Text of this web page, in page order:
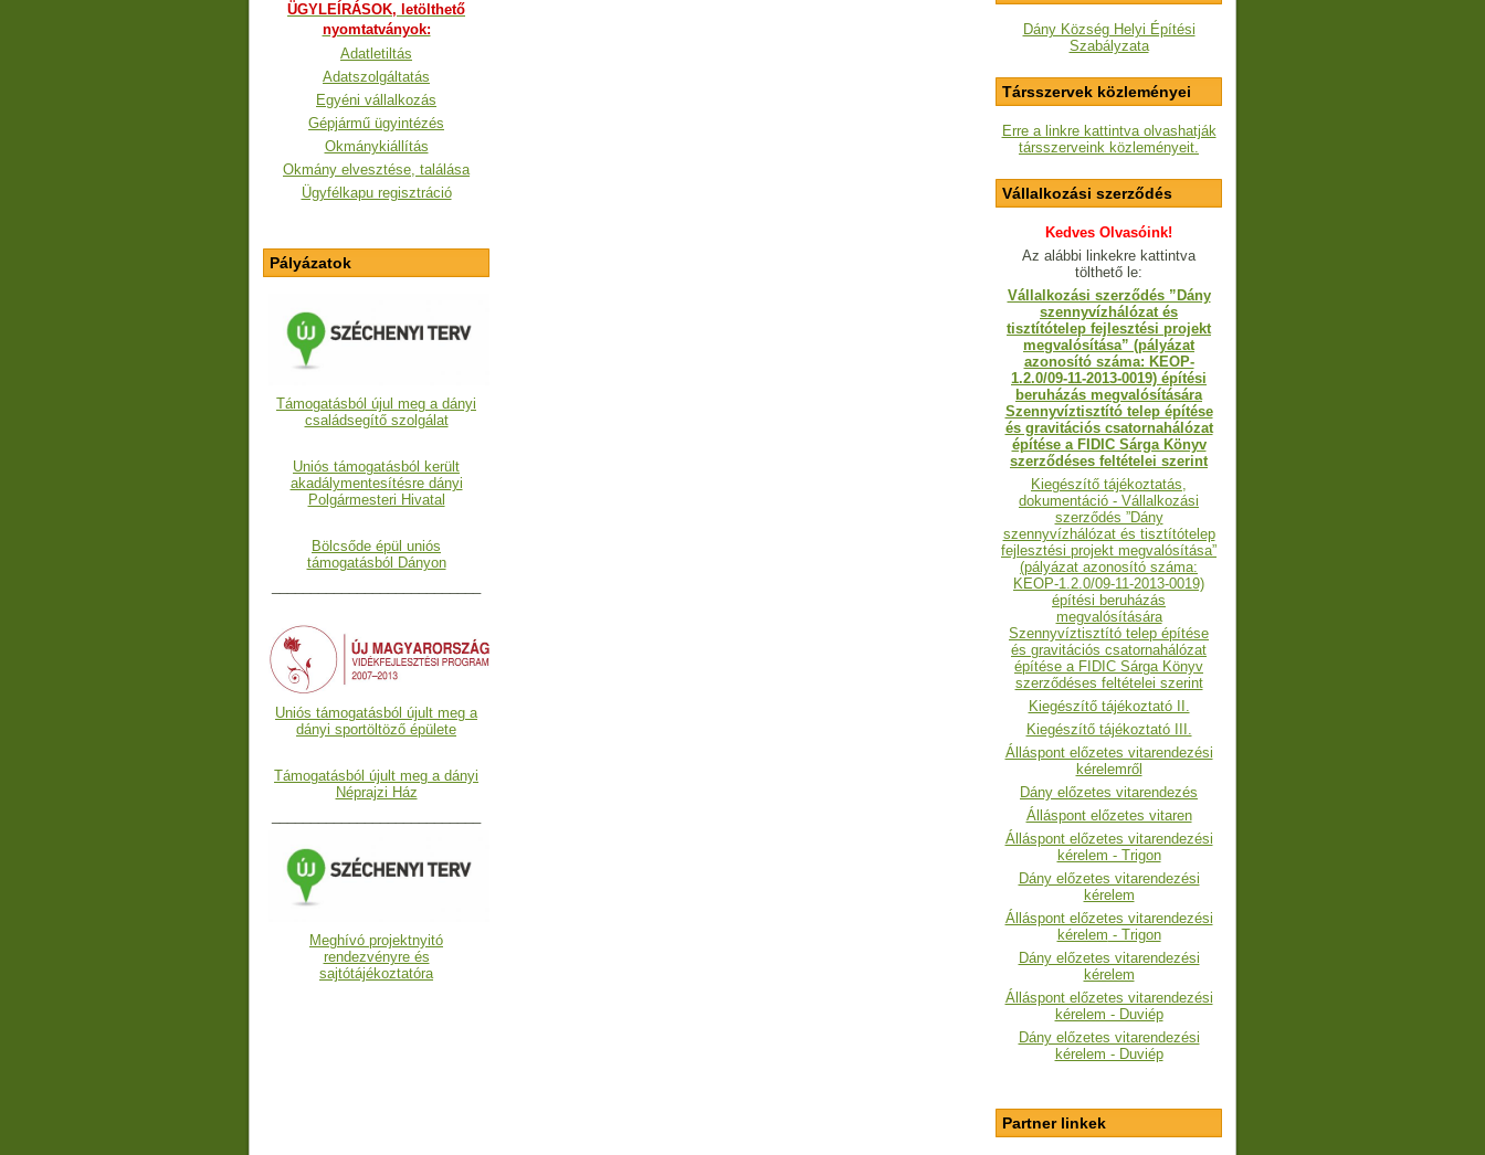
ÜGYLEÍRÁSOK, letölthető
nyomtatványok:
Adatletiltás
Adatszolgáltatás
Egyéni vállalkozás
Gépjármű ügyintézés
Okmánykiállítás
Okmány elvesztése, találása
Ügyfélkapu regisztráció
Pályázatok
Támogatásból újul meg a dányi
családsegítő szolgálat
Uniós támogatásból került
akadálymentesítésre dányi
Polgármesteri Hivatal
Bölcsőde épül uniós
támogatásból Dányon
Uniós támogatásból újult meg a
dányi sportöltöző épülete
Támogatásból újult meg a dányi
Néprajzi Ház
Meghívó projektnyitó
rendezvényre és
sajtótájékoztatóra
Dány Község Helyi Építési
Szabályzata
Társszervek közleményei
Erre a linkre kattintva olvashatják
társszerveink közleményeit.
Vállalkozási szerződés
Kedves Olvasóink!
Az alábbi linkekre kattintva
tölthető le:
Vállalkozási szerződés ”Dány
szennyvízhálózat és
tisztítótelep fejlesztési projekt
megvalósítása” (pályázat
azonosító száma: KEOP-
1.2.0/09-11-2013-0019) építési
beruházás megvalósítására
Szennyvíztisztító telep építése
és gravitációs csatornahálózat
építése a FIDIC Sárga Könyv
szerződéses feltételei szerint
Kiegészítő tájékoztatás,
dokumentáció - Vállalkozási
szerződés ”Dány
szennyvízhálózat és tisztítótelep
fejlesztési projekt megvalósítása”
(pályázat azonosító száma:
KEOP-1.2.0/09-11-2013-0019)
építési beruházás
megvalósítására
Szennyvíztisztító telep építése
és gravitációs csatornahálózat
építése a FIDIC Sárga Könyv
szerződéses feltételei szerint
Kiegészítő tájékoztató II.
Kiegészítő tájékoztató III.
Álláspont előzetes vitarendezési
kérelemről
Dány előzetes vitarendezés
Álláspont előzetes vitaren
Álláspont előzetes vitarendezési
kérelem - Trigon
Dány előzetes vitarendezési
kérelem
Álláspont előzetes vitarendezési
kérelem - Trigon
Dány előzetes vitarendezési
kérelem
Álláspont előzetes vitarendezési
kérelem - Duviép
Dány előzetes vitarendezési
kérelem - Duviép
Partner linkek